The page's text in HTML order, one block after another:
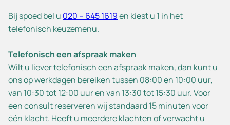
Bij spoed bel u 020 – 645 1619en kiest u 1 in het
telefonisch keuzemenu.
Telefonisch een afspraak maken
Wilt u liever telefonisch een afspraak maken, dan kunt u
ons op werkdagen bereiken tussen 08:00 en 10:00 uur,
van 10:30 tot 12:00 uur en van 13:30 tot 15:30 uur. Voor
een consult reserveren wij standaard 15 minuten voor
één klacht. Heeft u meerdere klachten of verwacht u